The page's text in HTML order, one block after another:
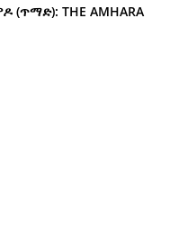
(ጥማድ): THE AMHARA